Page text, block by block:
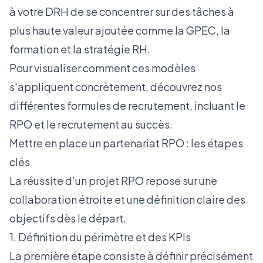
à votre DRH de se concentrer sur des tâches à
plus haute valeur ajoutée comme la GPEC, la
formation et la stratégie RH.
Pour visualiser comment ces modèles
s'appliquent concrètement, découvrez nos
différentes formules de recrutement, incluant le
RPO et le recrutement au succès.
Mettre en place un partenariat RPO : les étapes
clés
La réussite d’un projet RPO repose sur une
collaboration étroite et une définition claire des
objectifs dès le départ.
1. Définition du périmètre et des KPIs
La première étape consiste à définir précisément